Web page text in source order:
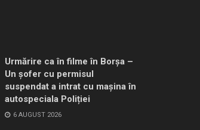
Urmărire ca în filme în Borșa –
Un șofer cu permisul
suspendat a intrat cu mașina în
autospeciala Poliției
6 AUGUST 2026